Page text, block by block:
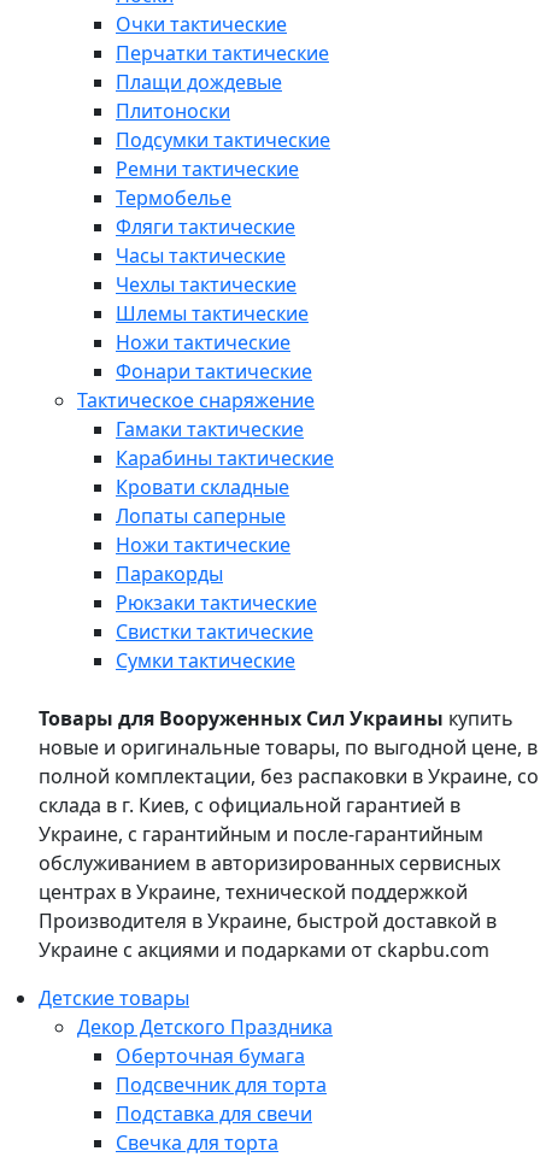
Очки тактические
Перчатки тактические
Плащи дождевые
Плитоноски
Подсумки тактические
Ремни тактические
Термобелье
Фляги тактические
Часы тактические
Чехлы тактические
Шлемы тактические
Ножи тактические
Фонари тактические
Тактическое снаряжение
Гамаки тактические
Карабины тактические
Кровати складные
Лопаты саперные
Ножи тактические
Паракорды
Рюкзаки тактические
Свистки тактические
Сумки тактические
Товары для Вооруженных Сил Украины купить
новые и оригинальные товары, по выгодной цене, в
полной комплектации, без распаковки в Украине, со
склада в г. Киев, с официальной гарантией в
Украине, с гарантийным и после-гарантийным
обслуживанием в авторизированных сервисных
центрах в Украине, технической поддержкой
Производителя в Украине, быстрой доставкой в
Украине с акциями и подарками от ckapbu.com
Детские товары
Декор Детского Праздника
Оберточная бумага
Подсвечник для торта
Подставка для свечи
Свечка для торта